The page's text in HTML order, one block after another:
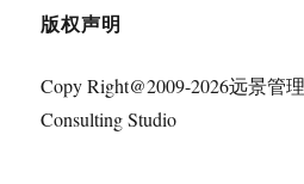
版权声明
Copy Right@2009-2026远景管
Consulting Studio